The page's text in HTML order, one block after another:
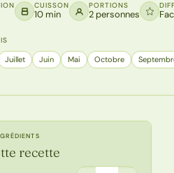
CUISSON
10 min
PORTIONS
2 personnes
Juillet Juin Mai Octobre
recette